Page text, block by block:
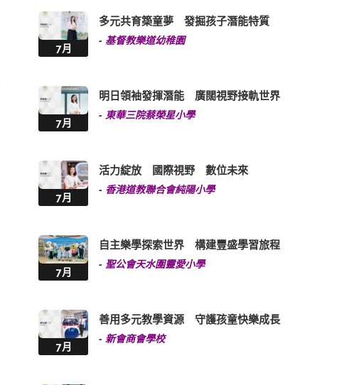
7月
多元共育築童夢 發掘孩子潛能特質
- 基督教樂道幼稚園
7月
明日領袖發揮潛能 廣闊視野接軌世界
-東華三院蔡榮星小學
7月
活力綻放 國際視野 數位未來
- 香港道教聯合會純陽小學
7月
自主樂學探索世界 構建豐盛學習旅程
-聖公會天水圍靈愛小學
7月
善用多元教學資源 守護孩童快樂成長
-新會商會學校